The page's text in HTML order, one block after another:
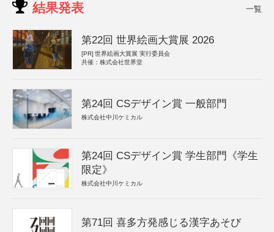
結果発表 一覧
第22回 世界絵画大賞展 2026
[PR] 世界絵画大賞展 実行委員会
共催：株式会社世界堂
第24回 CSデザイン賞 一般部門
株式会社中川ケミカル
第24回 CSデザイン賞 学生部門《学生
限定》
株式会社中川ケミカル
第71回 喜多方発感じる漢字あそび